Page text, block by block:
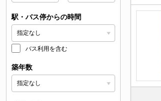
駅・バス停からの時間
バス利用を含む
築年数